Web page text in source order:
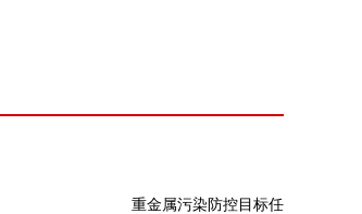
重金属污染防控目标任